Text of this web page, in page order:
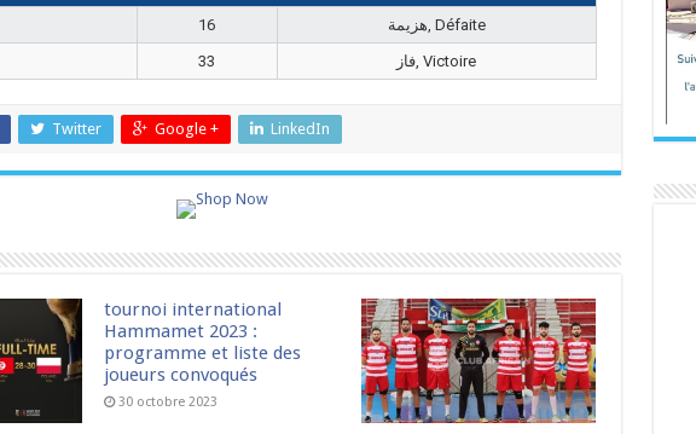
16
هزيمة, Défaite
33 فاز, Victoire
Twitter Google + LinkedIn
tournoi international
Hammamet 2023 :
programme et liste des
joueurs convoqués
30 octobre 2023